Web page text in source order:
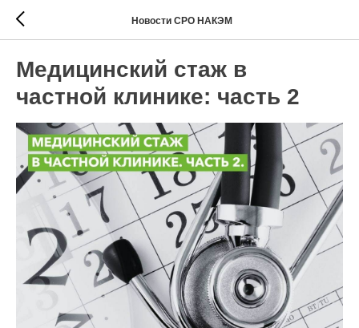
Новости СРО НАКЭМ
Медицинский стаж в
частной клинике: часть 2